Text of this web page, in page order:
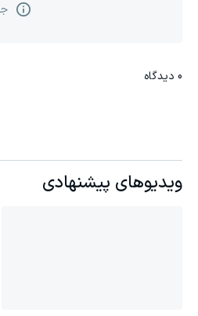
0 دیدگاه
ویدیوهای پیشنهادی